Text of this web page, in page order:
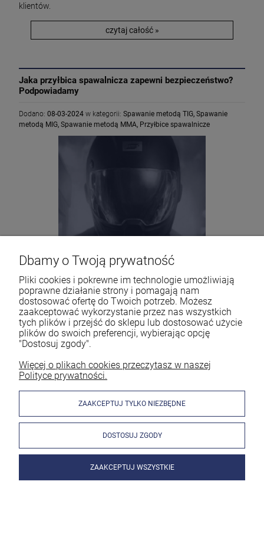
klientów.
czytaj całość »
Jaka przyłbica spawalnicza zapewni bezpieczeństwo?
Podpowiadamy
Dodano: 08-03-2024 w kategorii: Spawanie metodą TIG, Spawanie
metodą MIG, Spawanie metodą MMA, Przyłbice spawalnicze
Jeśli na co dzień pracujesz jako spawacz to z pewnością
wiesz, że ogromne znaczenie ma bezpieczeństwo. Spawanie
bez odpowiedniej ochrony naraża Cię na utratę zdrowia.
Dlatego każdy doświadczony pracownik powinien
mieć profesjonalną przyłbicę spawalniczą. Nie należy jednak
decydować się na byle jaki model. By spełniał on swoją
funkcję, musi być dobrze do Ciebie dobrany. Znaczenie mają
przyłbica spawalnicza będzie najlepsza? Podpowiadamy w
czytaj całość »
Dbamy o Twoją prywatność
Pliki cookies i pokrewne im technologie umożliwiają
poprawne działanie strony i pomagają nam
dostosować ofertę do Twoich potrzeb. Możesz
zaakceptować wykorzystanie przez nas wszystkich
tych plików i przejść do sklepu lub dostosować użycie
plików do swoich preferencji, wybierając opcję
"Dostosuj zgody".
Więcej o plikach cookies przeczytasz w naszej
Polityce prywatności.
ZAAKCEPTUJ TYLKO NIEZBĘDNE
DOSTOSUJ ZGODY
ZAAKCEPTUJ WSZYSTKIE